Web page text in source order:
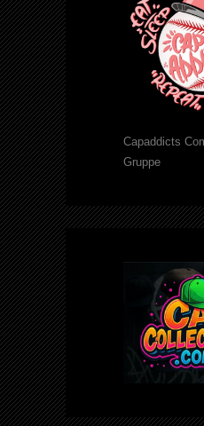
Capaddicts
Gruppe